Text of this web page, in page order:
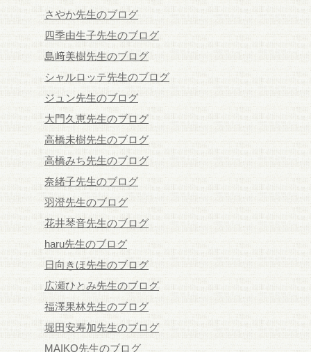
さやか先生のブログ
四季由生子先生のブログ
島﨑美樹先生のブログ
シャルロッテ先生のブログ
ジュン先生のブログ
大門久恵先生のブログ
高橋未樹先生のブログ
高橋みち先生のブログ
奈緒子先生のブログ
羽澄先生のブログ
花井琴音先生のブログ
haru先生のブログ
日向きほ先生のブログ
広瀬ひとみ先生のブログ
福澤果林先生のブログ
堀田安寿加先生のブログ
MAIKO先生のブログ